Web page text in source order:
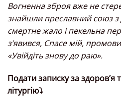
Вогненна зброя вже не
знайшли преславний союз
смертне жало і пекельна
зʼявився, Спасе мій,
«Увійдіть знову до раю».
Подати записку за здоров’я
літургію⤵️